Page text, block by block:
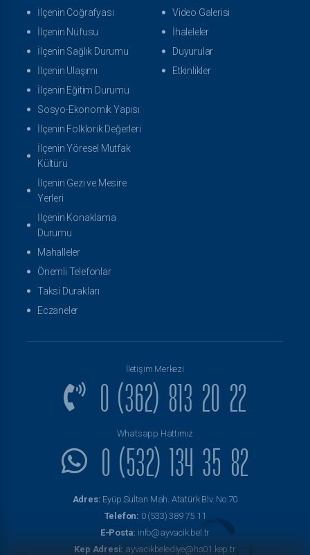
İlçenin Coğrafyası
İlçenin Nüfusu
İlçenin Sağlık Durumu
İlçenin Ulaşımı
İlçenin Eğitim Durumu
Sosyo-Ekonomik Yapısı
İlçenin Folklorik Değerleri
İlçenin Yöresel Mutfak
Kültürü
İlçenin Gezi ve Mesire
Yerleri
İlçenin Konaklama
Durumu
Mahalleler
Önemli Telefonlar
Taksi Durakları
Eczaneler
Video Galerisi
İhaleleler
Duyurular
Etkinlikler
İletişim Merkezi
0 (362) 813 20 22
Whatsapp Hattımız
0 (532) 134 35 82
Adres: Eyüp Sultan Mah. Atatürk Blv. No:70
Telefon: 0 (533) 389 75 11
E-Posta: info@ayvacik.bel.tr
Kep Adresi: ayvacikbelediye@hs01.kep.tr